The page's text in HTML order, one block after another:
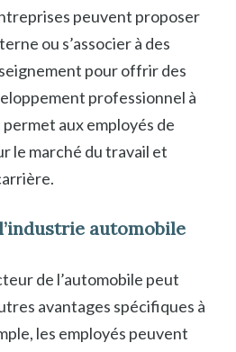
peuvent proposer
ou s’associer à des
pour offrir des
professionnel à
aux employés de
le marché du travail et
automobile
de l’automobile peut
avantages spécifiques à
les employés peuvent